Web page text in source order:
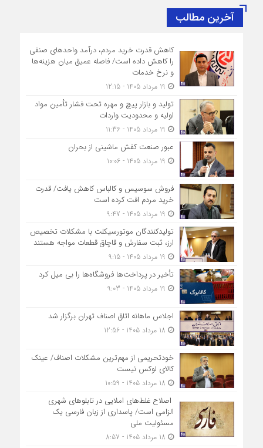
آخرین مطالب
کاهش قدرت خرید مردم، درآمد واحدهای صنفی
را کاهش داده است/ فاصله عمیق میان هزینه‌ها
و نرخ خدمات
تولید و بازار پیچ و مهره تحت فشار تأمین مواد
اولیه و محدودیت واردات
عبور صنعت کفش ماشینی از بحران
فروش سوسیس و کالباس کاهش یافت/ قدرت
خرید مردم افت کرده است
تولیدکنندگان موتورسیکلت با مشکلات تخصیص
ارز، ثبت سفارش و قاچاق قطعات مواجه هستند
تأخیر در پرداخت‌ها فروشگاه‌ها را بی میل کرد
اجلاس ماهانه اتاق اصناف تهران برگزار شد
خودتحریمی از مهم‌ترین مشکلات اصناف/ عینک
کالای لوکس نیست
اصلاح غلط‌های املایی در تابلوهای شهری
الزامی است/ پاسداری از زبان فارسی یک
مسئولیت ملی